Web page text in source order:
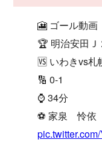
🎦 ゴール動画
🏆 明治安田
🆚 いわきvs札
🔢 0-1
⌚️ 34分
⚽️ 家泉 怜依